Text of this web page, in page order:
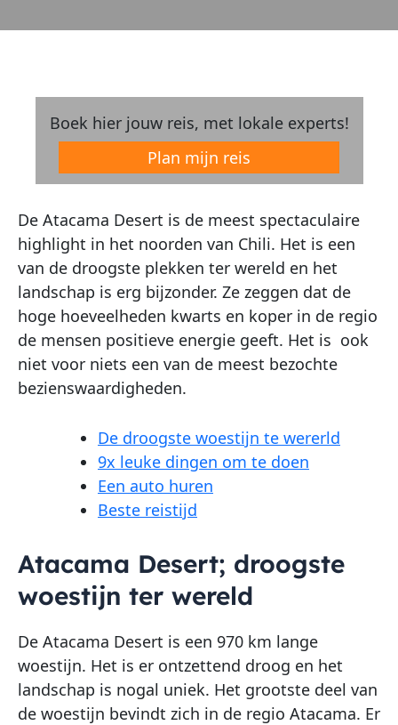
Boek hier jouw reis, met lokale experts!
Plan mijn reis
De Atacama Desert is de meest spectaculaire
highlight in het noorden van Chili. Het is een
van de droogste plekken ter wereld en het
landschap is erg bijzonder. Ze zeggen dat de
hoge hoeveelheden kwarts en koper in de regio
de mensen positieve energie geeft. Het is ook
niet voor niets een van de meest bezochte
bezienswaardigheden.
De droogste woestijn te wererld
9x leuke dingen om te doen
Een auto huren
Beste reistijd
Atacama Desert; droogste
woestijn ter wereld
De Atacama Desert is een 970 km lange
woestijn. Het is er ontzettend droog en het
landschap is nogal uniek. Het grootste deel van
de woestijn bevindt zich in de regio Atacama. Er